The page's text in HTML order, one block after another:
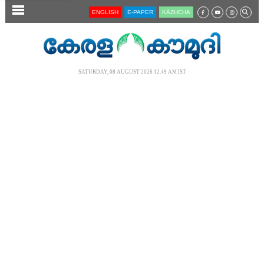
SECTIONS ENGLISH E-PAPER KĀZHCHA
SATURDAY, 08 AUGUST 2026 12.49 AM IST